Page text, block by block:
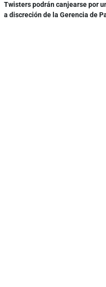
Twisters podrán canjearse por
a discreción de la Gerencia de